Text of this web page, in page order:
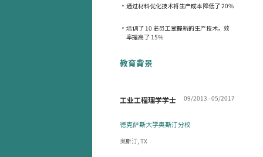
• 通过材料优化技术将生产成本降低了 20%
• 培训了 10 名员工掌握新的生产技术，效
率提高了 15%
教育背景
工业工程理学学士 09/2013 - 05/2017
德克萨斯大学奥斯汀分校
奥斯汀, TX